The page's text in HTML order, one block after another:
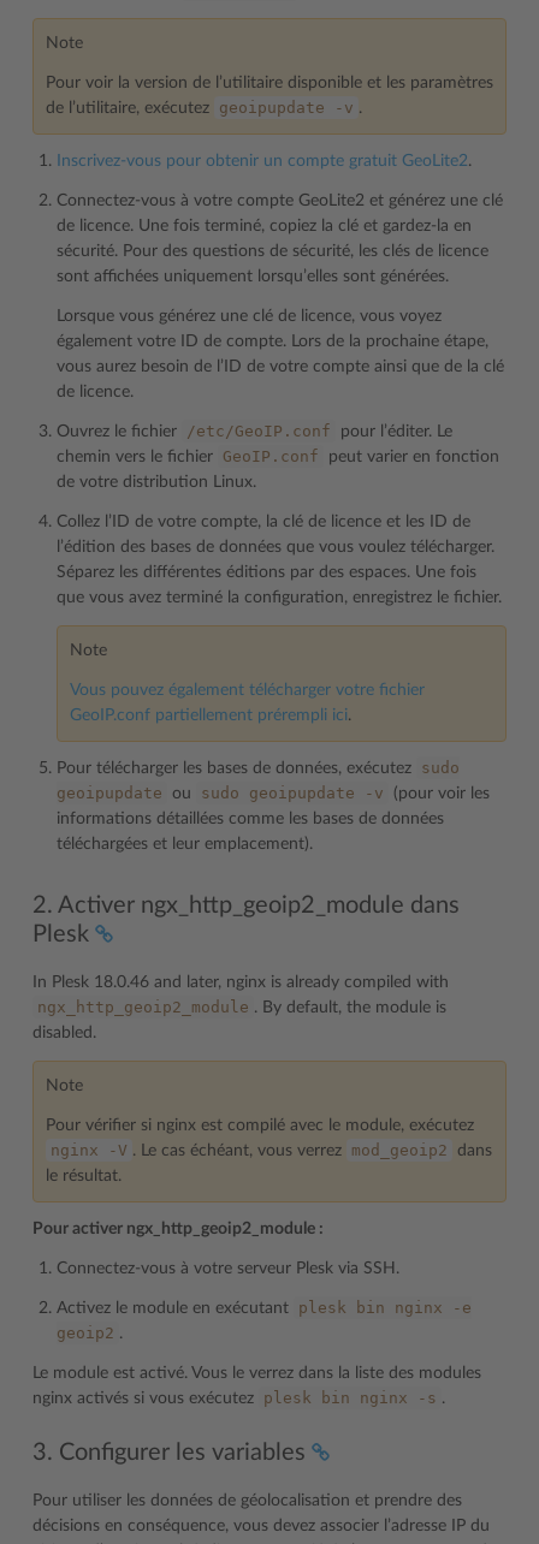
Note
Pour voir la version de l’utilitaire disponible et les paramètres
de l’utilitaire, exécutez
geoipupdate -v .
Inscrivez-vous pour obtenir un compte gratuit GeoLite2.
Connectez-vous à votre compte GeoLite2 et générez une clé
de licence. Une fois terminé, copiez la clé et gardez-la en
sécurité. Pour des questions de sécurité, les clés de licence
sont affichées uniquement lorsqu’elles sont générées.
Lorsque vous générez une clé de licence, vous voyez
également votre ID de compte. Lors de la prochaine étape,
vous aurez besoin de l’ID de votre compte ainsi que de la clé
de licence.
Ouvrez le fichier /etc/GeoIP.conf
pour l’éditer. Le
chemin vers le fichier
GeoIP.conf
peut varier en fonction
de votre distribution Linux.
Collez l’ID de votre compte, la clé de licence et les ID de
l’édition des bases de données que vous voulez télécharger.
Séparez les différentes éditions par des espaces. Une fois
que vous avez terminé la configuration, enregistrez le fichier.
Note
Vous pouvez également télécharger votre fichier
GeoIP.conf partiellement prérempli ici.
Pour télécharger les bases de données, exécutez
sudo
geoipupdate
ou sudo geoipupdate -v
(pour voir les
informations détaillées comme les bases de données
téléchargées et leur emplacement).
2. Activer ngx_http_geoip2_module dans
Plesk
In Plesk 18.0.46 and later, nginx is already compiled with
ngx_http_geoip2_module . By default, the module is
disabled.
Note
Pour vérifier si nginx est compilé avec le module, exécutez
nginx -V . Le cas échéant, vous verrez mod_geoip2
dans
le résultat.
Pour activer ngx_http_geoip2_module :
Connectez-vous à votre serveur Plesk via SSH.
Activez le module en exécutant plesk bin nginx
-e
geoip2 .
Le module est activé. Vous le verrez dans la liste des modules
nginx activés si vous exécutez
plesk bin nginx -s .
3. Configurer les variables
Pour utiliser les données de géolocalisation et prendre des
décisions en conséquence, vous devez associer l’adresse IP du